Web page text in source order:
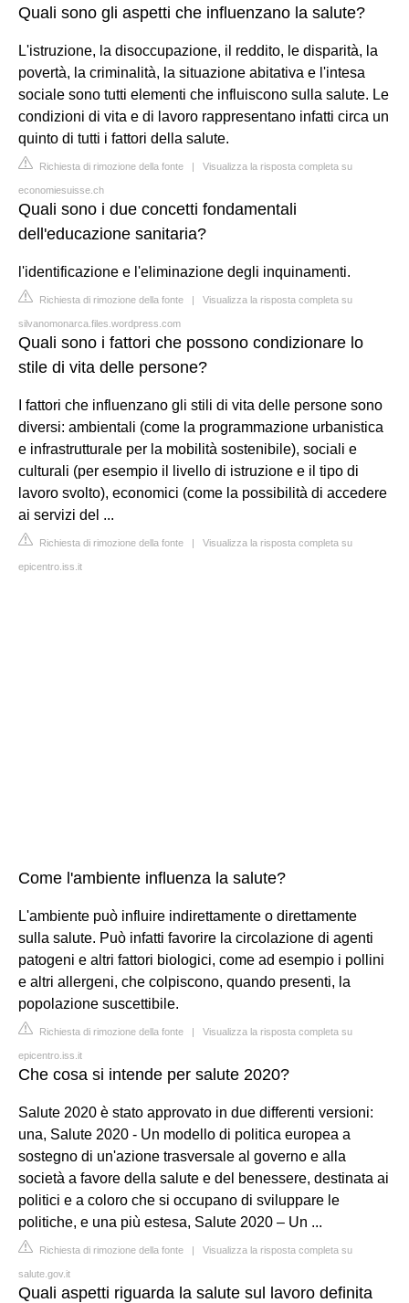
Quali sono gli aspetti che influenzano la salute?
L'istruzione, la disoccupazione, il reddito, le disparità, la
povertà, la criminalità, la situazione abitativa e l'intesa
sociale sono tutti elementi che influiscono sulla salute. Le
condizioni di vita e di lavoro rappresentano infatti circa un
quinto di tutti i fattori della salute.
Richiesta di rimozione della fonte | Visualizza la risposta completa su
economiesuisse.ch
Quali sono i due concetti fondamentali
dell'educazione sanitaria?
l'identificazione e l'eliminazione degli inquinamenti.
Richiesta di rimozione della fonte | Visualizza la risposta completa su
silvanomonarca.files.wordpress.com
Quali sono i fattori che possono condizionare lo
stile di vita delle persone?
I fattori che influenzano gli stili di vita delle persone sono
diversi: ambientali (come la programmazione urbanistica
e infrastrutturale per la mobilità sostenibile), sociali e
culturali (per esempio il livello di istruzione e il tipo di
lavoro svolto), economici (come la possibilità di accedere
ai servizi del ...
Richiesta di rimozione della fonte | Visualizza la risposta completa su
epicentro.iss.it
Come l'ambiente influenza la salute?
L'ambiente può influire indirettamente o direttamente
sulla salute. Può infatti favorire la circolazione di agenti
patogeni e altri fattori biologici, come ad esempio i pollini
e altri allergeni, che colpiscono, quando presenti, la
popolazione suscettibile.
Richiesta di rimozione della fonte | Visualizza la risposta completa su
epicentro.iss.it
Che cosa si intende per salute 2020?
Salute 2020 è stato approvato in due differenti versioni:
una, Salute 2020 - Un modello di politica europea a
sostegno di un'azione trasversale al governo e alla
società a favore della salute e del benessere, destinata ai
politici e a coloro che si occupano di sviluppare le
politiche, e una più estesa, Salute 2020 – Un ...
Richiesta di rimozione della fonte | Visualizza la risposta completa su
salute.gov.it
Quali aspetti riguarda la salute sul lavoro definita